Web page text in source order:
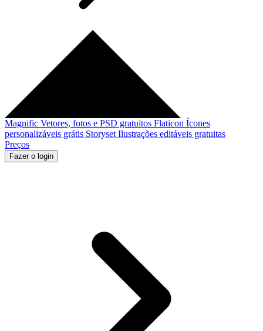
Magnific Vetores, fotos e PSD gratuitos Flaticon Ícones
personalizáveis grátis Storyset Ilustrações editáveis gratuitas
Preços
Fazer o login